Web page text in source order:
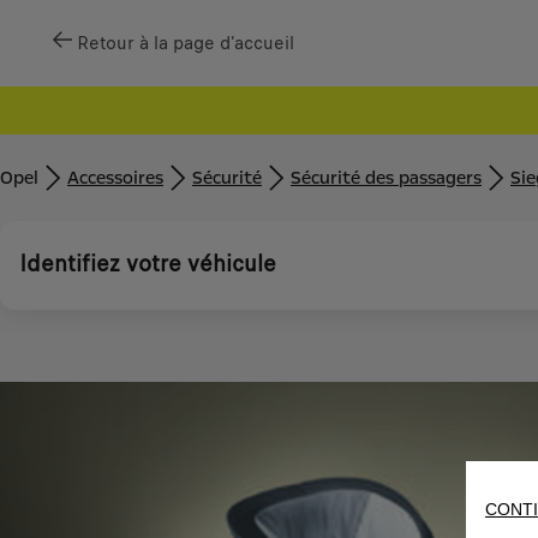
Retour à la page d'accueil
Opel Accessoires Sécurité Sécurité des passagers
Identifiez votre véhicule